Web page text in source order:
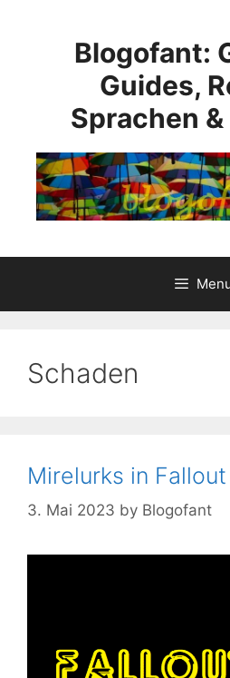
Blogofant:
Guides,
Sprachen
Schaden
Mirelurks in
3. Mai 2023 by Blogofant